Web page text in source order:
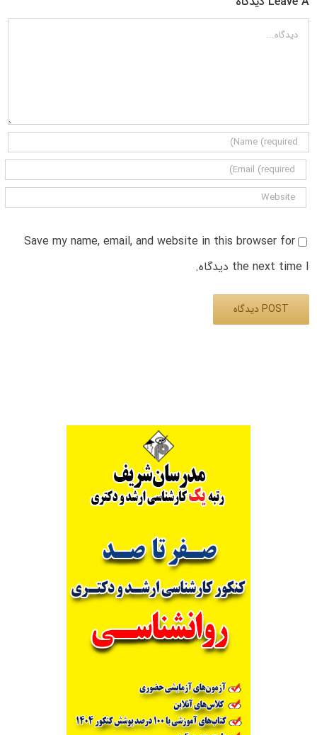
دیدگاه
Save my name, email, and website in this browser for
the next time I دیدگاه.